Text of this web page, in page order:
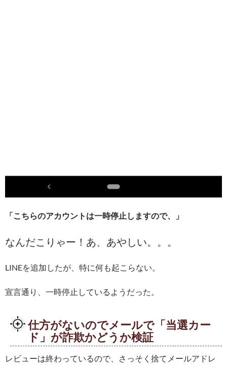
「こちらのアカウントは一時停止しますので、」
なんだこりゃー！あ、あやしい。。。
LINEを追加したが、特に何も起こらない。
宣言通り、一時停止しているようだった。
仕方がないのでメールで「当選カー
ド」が詐欺かどうか検証
レビューは終わっているので、さっそく捨てメールアドレ